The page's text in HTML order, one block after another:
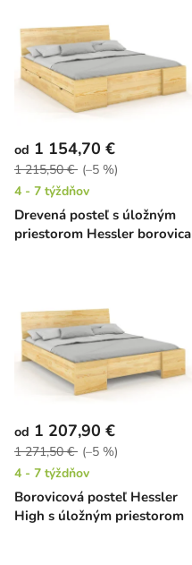
Drevená posteľ s úložným
priestorom Hessler borovica
od 1 154,70 €
1 215,50 € (–5 %)
4 - 7 týždňov
Borovicová posteľ Hessler
High s úložným priestorom
od 1 207,90 €
1 271,50 € (–5 %)
4 - 7 týždňov